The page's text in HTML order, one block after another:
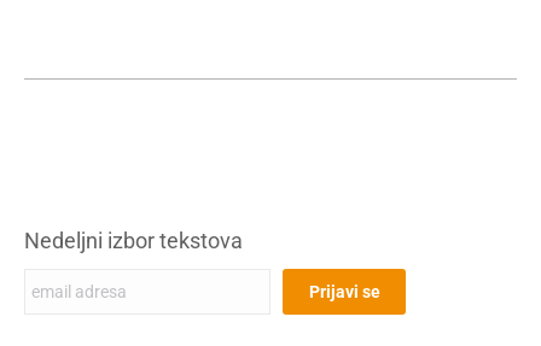
Nedeljni izbor tekstova